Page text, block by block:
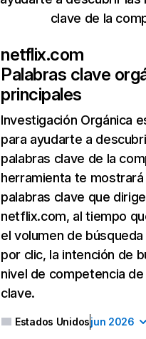
clave de la
netflix.com
Palabras clave
principales
Investigación Orgánica
para ayudarte a
palabras clave de la
herramienta te
palabras clave que
netflix.com, al tiempo
el volumen de
por clic, la intención de
nivel de competencia
clave.
Estados Unidosjun 2026